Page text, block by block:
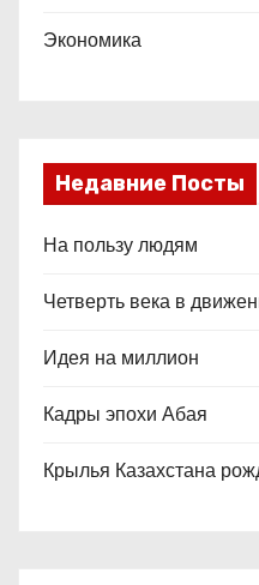
Экономика
Недавние Посты
На пользу людям
Четверть века в
Идея на миллион
Кадры эпохи Абая
Крылья Казахстана